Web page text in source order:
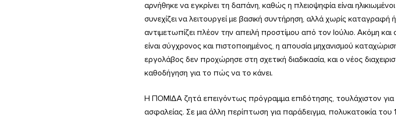
αρνήθηκε να εγκρίνει τη δαπάνη, καθώς η πλειοψηφία είναι
συνεχίζει να λειτουργεί με βασική συντήρηση, αλλά χωρίς καταγραφή
αντιμετωπίζει πλέον την απειλή προστίμου από τον Ιούλιο. Ακόμη
είναι σύγχρονος και πιστοποιημένος, η απουσία μηχανισμού
εργολάβος δεν προχώρησε στη σχετική διαδικασία, και ο νέος
καθοδήγηση για το πώς να το κάνει.
Η ΠΟΜΙΔΑ ζητά επειγόντως πρόγραμμα επιδότησης, τουλάχιστον
ασφαλείας. Σε μια άλλη περίπτωση για παράδειγμα, πολυκατοικία του